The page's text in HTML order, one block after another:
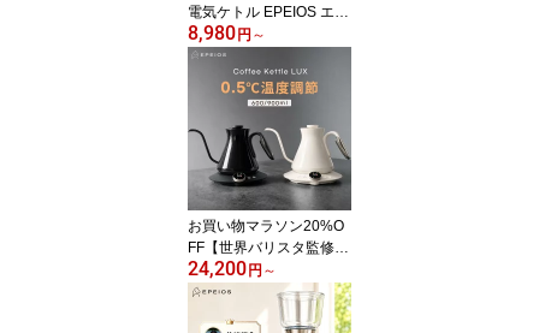
電気ケトル EPEIOS エペ
イオス【高評価4.68】コ
ーヒーケトル 0.9L｜1℃
単位温度調節＆保温機能
付き 細口 ステンレス製
止 おしゃれデザイン 湯
沸かし やかん 電気ポッ
ト（Lite）
8,980円 ～
お買い物マラソン20%O
FF【世界バリスタ監修】
コーヒーケトル 細口 エ
ペイオス 電気ケトル ド
リップケトル 0.5℃単位
24,200円 ～